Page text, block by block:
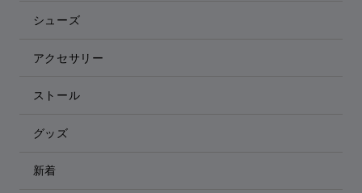
シューズ
アクセサリー
ストール
グッズ
新着